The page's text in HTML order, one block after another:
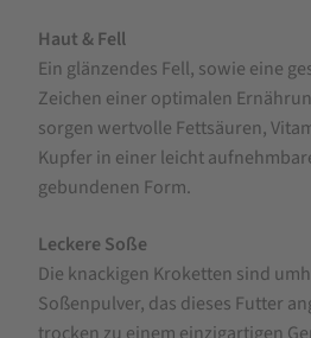
Haut & Fell
Ein glänzendes Fell, sowie eine
Zeichen einer optimalen
sorgen wertvolle Fettsäuren,
Kupfer in einer leicht
gebundenen Form.
Leckere Soße
Die knackigen Kroketten sind
Soßenpulver, das dieses Futter